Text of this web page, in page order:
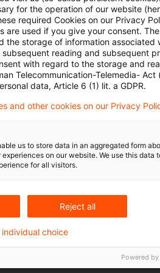
an eine US-amerikanische
während des Ruhens des
for the operation of our website
required Cookies on our Privacy
are used if you give your consent.
the storage of information associated
reading and subsequent
with regard to the storage and
Telecommunication-Telemedia- Act
data, Article 6 (1) lit. a GDPR.
and other cookies on our Privacy
us to store data in an aggregated form
on our website. We use this data
for all visitors.
Reject all
individual choice
Powered by